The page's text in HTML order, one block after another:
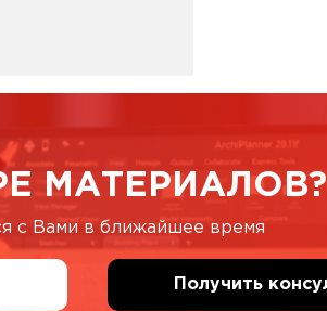
МАТЕРИАЛОВ?
с Вами в ближайшее время